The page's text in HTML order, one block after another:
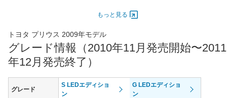
-
エンジン
最高出力 73.00 [99]/ 5,200 73.00 [99]/ 5,200 73.00
最高トルク 142 [14.5]/ 4,000
タイヤ
もっと見る
トヨタ プリウス 2009年モデル
グレード情報（2010年11月発売開始〜2011
年12月発売終了）
グレード
S LEDエディショ
ン
G LEDエディショ
ン